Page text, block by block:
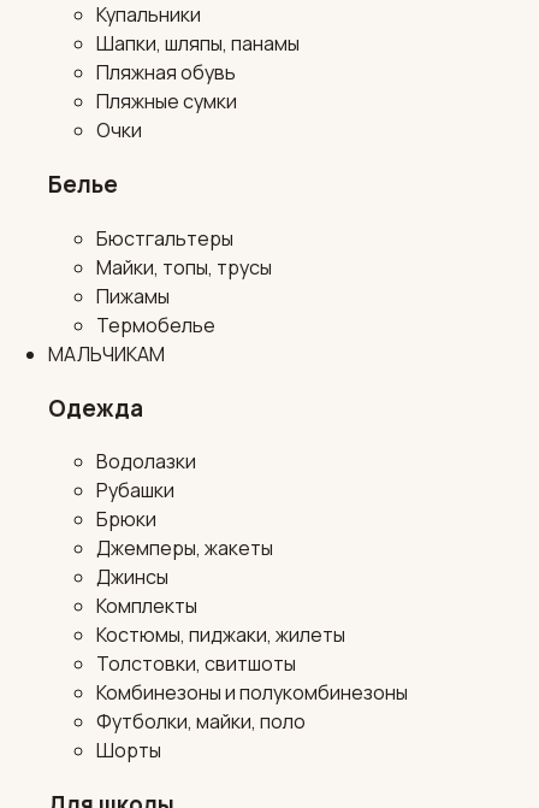
Купальники
Шапки, шляпы, панамы
Пляжная обувь
Пляжные сумки
Очки
Белье
Бюстгальтеры
Майки, топы, трусы
Пижамы
Термобелье
МАЛЬЧИКАМ
Одежда
Водолазки
Рубашки
Брюки
Джемперы, жакеты
Джинсы
Комплекты
Костюмы, пиджаки, жилеты
Толстовки, свитшоты
Комбинезоны и полукомбинезоны
Футболки, майки, поло
Шорты